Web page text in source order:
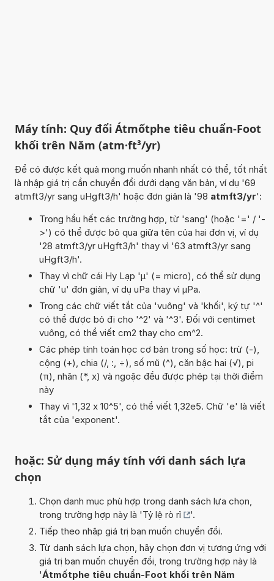
Máy tính: Quy đổi Átmốtphe tiêu chuẩn-Foot
khối trên Năm (atm·ft³/yr)
Để có được kết quả mong muốn nhanh nhất có thể, tốt nhất
là nhập giá trị cần chuyển đổi dưới dạng văn bản, ví dụ '69
atmft3/yr sang uHgft3/h' hoặc đơn giản là '98 atmft3/yr':
Trong hầu hết các trường hợp, từ 'sang' (hoặc '=' / '-
>') có thể được bỏ qua giữa tên của hai đơn vị, ví dụ
'28 atmft3/yr uHgft3/h' thay vì '63 atmft3/yr sang
uHgft3/h'.
Thay vì chữ cái Hy Lạp 'µ' (= micro), có thể sử dụng
chữ 'u' đơn giản, ví dụ uPa thay vì µPa.
Trong các chữ viết tắt của 'vuông' và 'khối', ký tự '^'
có thể được bỏ đi cho '^2' và '^3'. Đối với centimet
vuông, có thể viết cm2 thay cho cm^2.
Các phép tính toán học cơ bản trong số học: trừ (-),
cộng (+), chia (/, :, ÷), số mũ (^), căn bậc hai (√), pi
(π), nhân (*, x) và ngoặc đều được phép tại thời điểm
này
Thay vì '1,32 x 10^5', có thể viết 1,32e5. Chữ 'e' là viết
tắt của 'exponent'.
hoặc: Sử dụng máy tính với danh sách lựa
chọn
Chọn danh mục phù hợp trong danh sách lựa chọn,
trong trường hợp này là 'Tỷ lệ rò rỉ
'.
Tiếp theo nhập giá trị bạn muốn chuyển đổi.
Từ danh sách lựa chọn, hãy chọn đơn vị tương ứng với
giá trị bạn muốn chuyển đổi, trong trường hợp này là
'Átmốtphe tiêu chuẩn-Foot khối trên Năm